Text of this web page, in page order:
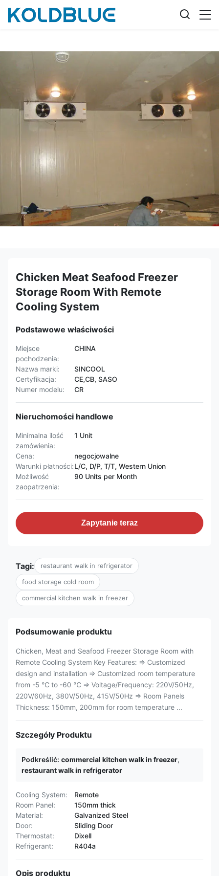
Chicken Meat Seafood Freezer
Storage Room With Remote
Cooling System
Podstawowe właściwości
Miejsce
pochodzenia:
CHINA
Nazwa marki:
SINCOOL
Certyfikacja:
CE,CB, SASO
Numer modelu:
CR
Nieruchomości handlowe
Minimalna ilość
zamówienia:
1 Unit
Cena:
negocjowalne
Warunki płatności:L/C, D/P, T/T, Western Union
Możliwość
zaopatrzenia:
90 Units per Month
Zapytanie teraz
Tagi: restaurant walk in refrigerator
food storage cold room
commercial kitchen walk in freezer
Podsumowanie produktu
Chicken, Meat and Seafood Freezer Storage Room with
Remote Cooling System Key Features: ⇒ Customized
design and installation ⇒ Customized room temperature
from -5 ℃ to -60 ℃ ⇒ Voltage/Frequency: 220V/50Hz,
220V/60Hz, 380V/50Hz, 415V/50Hz ⇒ Room Panels
Thickness: 150mm, 200mm for room temperature ...
Szczegóły Produktu
Podkreślić: commercial kitchen walk in freezer,
restaurant walk in refrigerator
Cooling System:
Remote
Room Panel:
150mm thick
Material:
Galvanized Steel
Door:
Sliding Door
Thermostat:
Dixell
Refrigerant:
R404a
Opis produktu